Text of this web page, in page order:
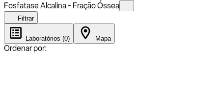
Fosfatase Alcalina - Fração Óssea
Filtrar
Laboratórios (0) Mapa
Ordenar por: